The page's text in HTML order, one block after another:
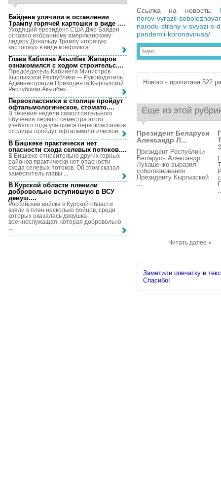
Ссылка на новость:
norov-vyrazil-
narodu-strany-v-svyazi-s-
pandemii-koronavirusa/
Новость прочитана 522
Еще из этой
Президент Беларуси
Александр Л...
Президент Республики
Беларусь Александр
Лукашенко выразил
соболезнования
Президенту Кыргызской
...
Читать далее »
Заметили опечатку в
Спасибо!
Байдена уличили в оставлении
Трампу горячей картошки в виде ....
Уходящий президент США Джо Байден
оставил избранному американскому
лидеру Дональду Трампу «горячую
картошку» в виде конфликта ...
Глава Кабмина Акылбек Жапаров
ознакомился с ходом строительс....
Председатель Кабинета Министров
Кыргызской Республики — Руководитель
Администрации Президента Кыргызской
Республики Акылбек ...
Первоклассники в столице пройдут
офтальмологическое, стомато....
В течение недели самостоятельного
обучения первого семестра этого
учебного года учащиеся первоклассников
столицы пройдут офтальмологическое, ...
В Бишкеке практически нет
опасности схода селевых потоков....
В Бишкеке относительно других горных
районов практически нет опасности
схода селевых потоков. Об этом сказал
заместитель главы ...
В Курской области пленили
добровольно вступившую в ВСУ
девуш....
Российские войска в Курской области
взяли в плен несколько бойцов, среди
которых оказалась девушка-
военнослужащая, которая добровольно
...